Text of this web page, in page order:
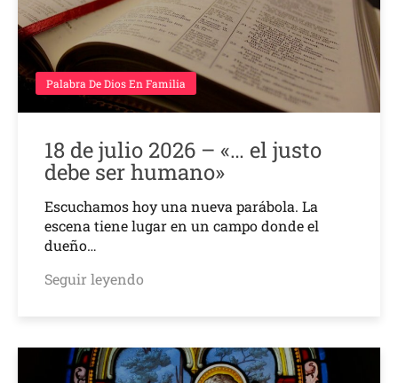
Palabra De Dios En Familia
18 de julio 2026 – «… el justo
debe ser humano»
Escuchamos hoy una nueva parábola. La
escena tiene lugar en un campo donde el
dueño…
Seguir leyendo